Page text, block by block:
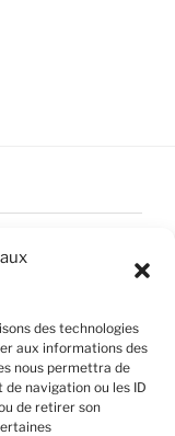
des technologies
aux informations des
nous permettra de
navigation ou les ID
de retirer son